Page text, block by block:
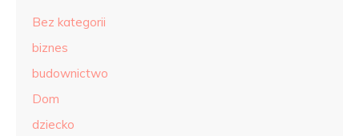
Bez kategorii
biznes
budownictwo
Dom
dziecko